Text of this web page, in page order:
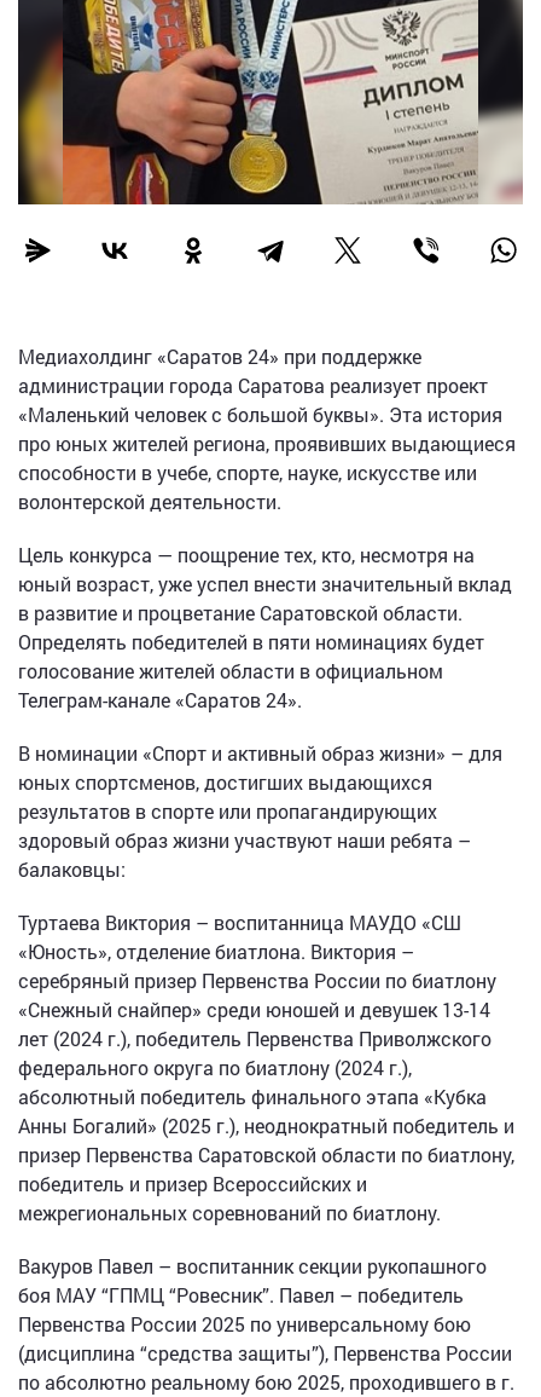
Медиахолдинг «Саратов 24» при поддержке
администрации города Саратова реализует проект
«Маленький человек с большой буквы». Эта история
про юных жителей региона, проявивших выдающиеся
способности в учебе, спорте, науке, искусстве или
волонтерской деятельности.
Цель конкурса — поощрение тех, кто, несмотря на
юный возраст, уже успел внести значительный вклад
в развитие и процветание Саратовской области.
Определять победителей в пяти номинациях будет
голосование жителей области в официальном
Телеграм-канале «Саратов 24».
В номинации «Спорт и активный образ жизни» – для
юных спортсменов, достигших выдающихся
результатов в спорте или пропагандирующих
здоровый образ жизни участвуют наши ребята –
балаковцы:
Туртаева Виктория – воспитанница МАУДО «СШ
«Юность», отделение биатлона. Виктория –
серебряный призер Первенства России по биатлону
«Снежный снайпер» среди юношей и девушек 13-14
лет (2024 г.), победитель Первенства Приволжского
федерального округа по биатлону (2024 г.),
абсолютный победитель финального этапа «Кубка
Анны Богалий» (2025 г.), неоднократный победитель и
призер Первенства Саратовской области по биатлону,
победитель и призер Всероссийских и
межрегиональных соревнований по биатлону.
Вакуров Павел – воспитанник секции рукопашного
боя МАУ “ГПМЦ “Ровесник”. Павел – победитель
Первенства России 2025 по универсальному бою
(дисциплина “средства защиты”), Первенства России
по абсолютно реальному бою 2025, проходившего в г.